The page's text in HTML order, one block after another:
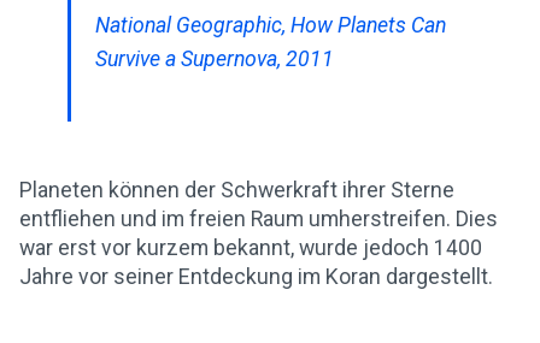
National Geographic, How Planets Can
Survive a Supernova, 2011
Planeten können der Schwerkraft ihrer Sterne
entfliehen und im freien Raum umherstreifen. Dies
war erst vor kurzem bekannt, wurde jedoch 1400
Jahre vor seiner Entdeckung im Koran dargestellt.